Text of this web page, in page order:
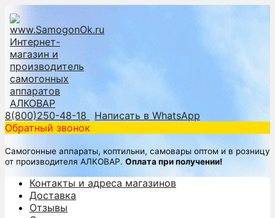
8(800)250-48-18
Написать в WhatsApp
Обратный звонок
Самогонные аппараты, коптильни, самовары оптом и в розницу
от производителя АЛКОВАР. Оплата при получении!
Контакты и адреса магазинов
Доставка
Отзывы